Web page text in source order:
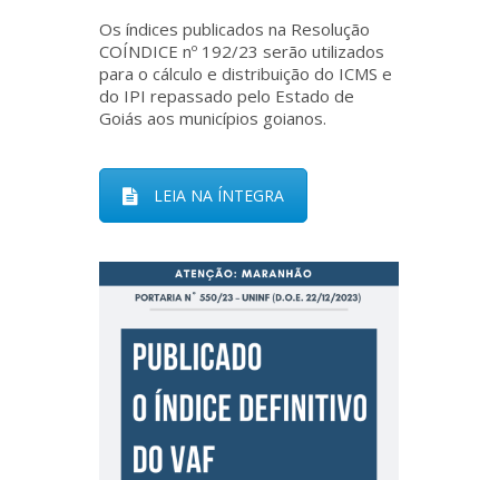
Os índices publicados na Resolução
COÍNDICE nº 192/23 serão utilizados
para o cálculo e distribuição do ICMS e
do IPI repassado pelo Estado de
Goiás aos municípios goianos.
LEIA NA ÍNTEGRA